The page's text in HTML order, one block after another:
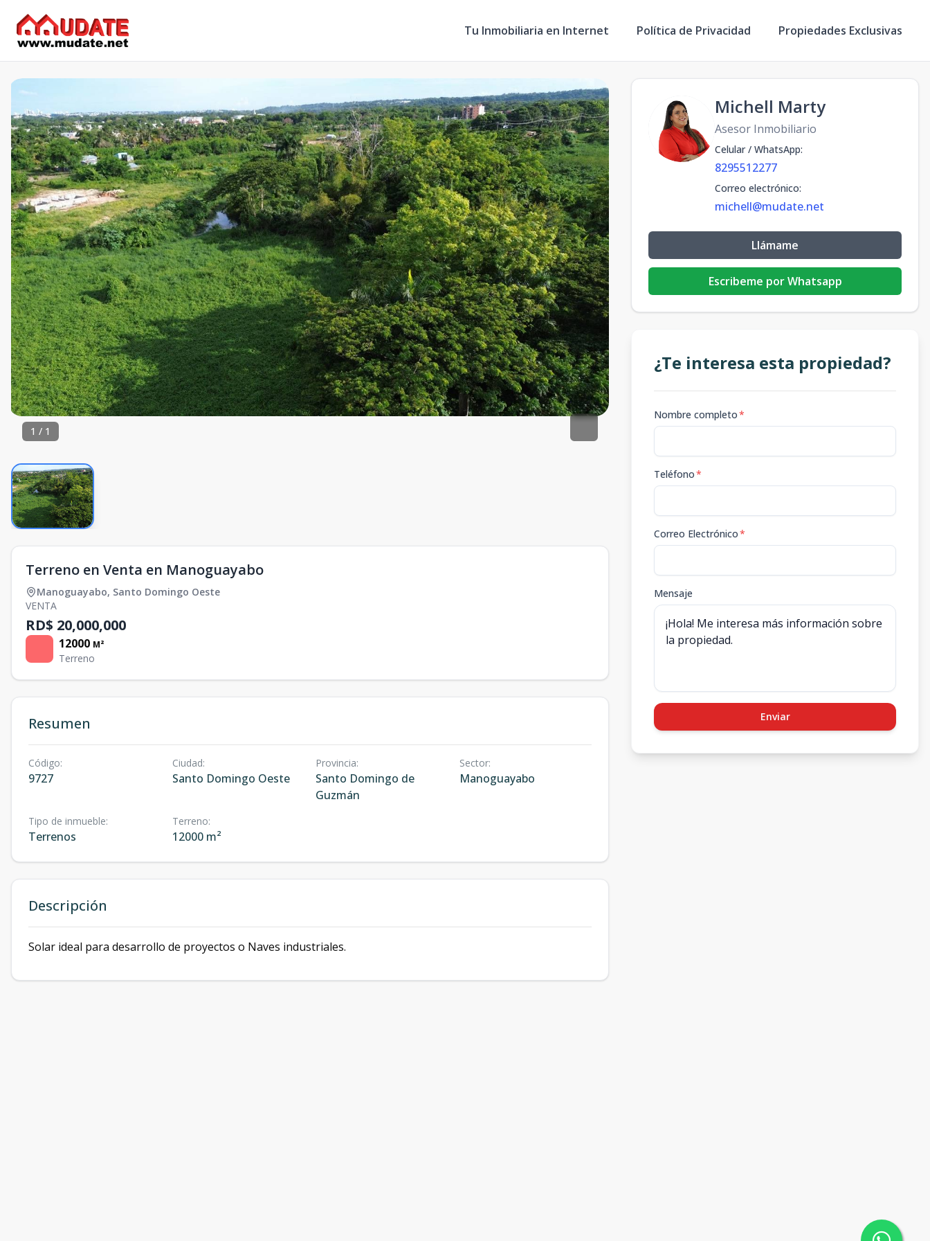
Tu Inmobiliaria en Internet Política de Privacidad Propiedades Exclusivas
1 / 1
Terreno en Venta en Manoguayabo
Manoguayabo, Santo Domingo Oeste
VENTA
RD$ 20,000,000
12000 M²
Terreno
Resumen
Código:
9727
Ciudad:
Santo Domingo Oeste
Provincia:
Santo Domingo de
Guzmán
Sector:
Manoguayabo
Tipo de inmueble:
Terrenos
Terreno:
12000 m²
Descripción
Solar ideal para desarrollo de proyectos o Naves industriales.
Michell Marty
Asesor Inmobiliario
Celular / WhatsApp:
8295512277
Correo electrónico:
michell@mudate.net
Llámame
Escribeme por Whatsapp
¿Te interesa esta propiedad?
Nombre completo*
Teléfono*
Correo Electrónico*
Mensaje
Enviar